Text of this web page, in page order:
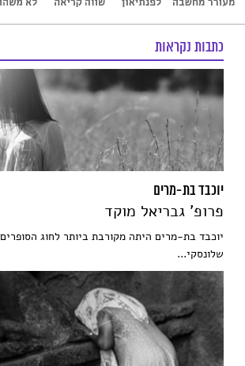
כתבות נקראות
יוכבד בת-מרים
פרופ' גבריאל מוקד
יוכבד בת-מרים היתה מקורבת ביותר לחוג
שלונסקי...